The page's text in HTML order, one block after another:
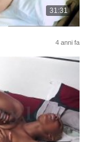
31:31
4 anni fa